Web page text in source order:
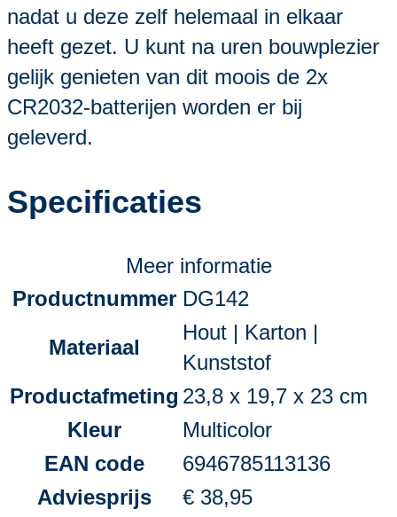
nadat u deze zelf helemaal in elkaar
heeft gezet. U kunt na uren bouwplezier
gelijk genieten van dit moois de 2x
CR2032-batterijen worden er bij
geleverd.
Specificaties
Meer informatie
Productnummer DG142
Materiaal
Hout | Karton |
Kunststof
Productafmeting 23,8 x 19,7 x 23 cm
Kleur
Multicolor
EAN code
6946785113136
Adviesprijs
€ 38,95